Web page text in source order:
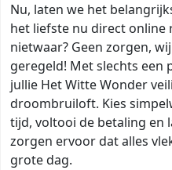
Nu, laten we het
het liefste nu direct online
nietwaar? Geen zorgen,
geregeld! Met slechts een
jullie Het Witte Wonder
droombruiloft. Kies
tijd, voltooi de betaling en
zorgen ervoor dat alles
grote dag.